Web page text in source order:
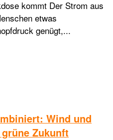
kommt Der Strom aus
etwas
genügt,...
Wind und
Zukunft